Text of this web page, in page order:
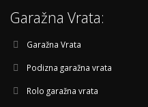
Garažna Vrata:
Garažna Vrata
Podizna garažna vrata
Rolo garažna vrata